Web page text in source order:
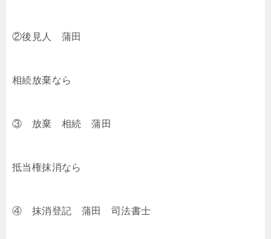
②後見人 蒲田
相続放棄なら
③ 放棄 相続 蒲田
抵当権抹消なら
④ 抹消登記 蒲田 司法書士